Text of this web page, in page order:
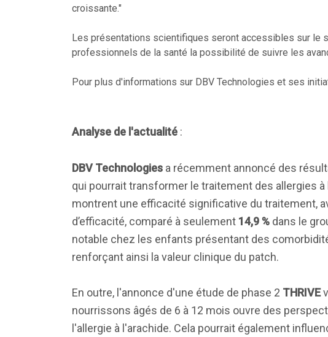
croissante."
Les présentations scientifiques seront accessibles sur le
professionnels de la santé la possibilité de suivre les
Pour plus d'informations sur DBV Technologies et ses
Analyse de l'actualité :
DBV Technologies a récemment annoncé des
qui pourrait transformer le traitement des allergies
montrent une efficacité significative du traitement,
d’efficacité, comparé à seulement 14,9 % dans le
notable chez les enfants présentant des
renforçant ainsi la valeur clinique du patch.
En outre, l'annonce d'une étude de phase 2 THRIVE
nourrissons âgés de 6 à 12 mois ouvre des
l'allergie à l'arachide. Cela pourrait également